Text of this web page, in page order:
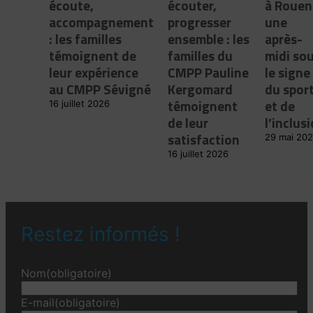
écoute,
accompagnement
: les familles
témoignent de
leur expérience
au CMPP Sévigné
16 juillet 2026
écouter,
progresser
ensemble : les
familles du
CMPP Pauline
Kergomard
témoignent
de leur
satisfaction
16 juillet 2026
à
une
après-
midi
le signe
du
et de
29 mai
Restez informés !
Nom(obligatoire)
E-mail(obligatoire)